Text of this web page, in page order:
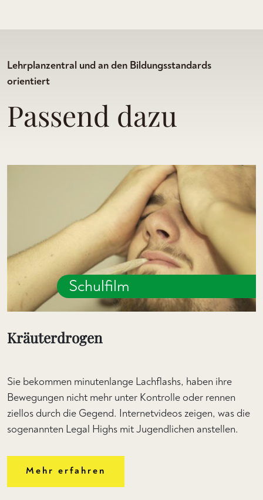
Lehrplanzentral und an den Bildungsstandards
orientiert
Passend dazu
Schulfilm
Kräuterdrogen
Sie bekommen minutenlange Lachflashs, haben ihre
Bewegungen nicht mehr unter Kontrolle oder rennen
ziellos durch die Gegend. Internetvideos zeigen, was die
sogenannten Legal Highs mit Jugendlichen anstellen.
Mehr erfahren